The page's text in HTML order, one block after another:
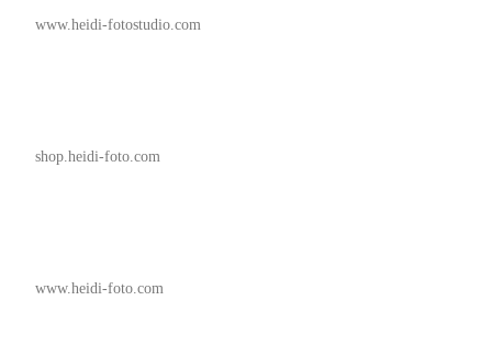
www.heidi-fotostudio.com
shop.heidi-foto.com
www.heidi-foto.com